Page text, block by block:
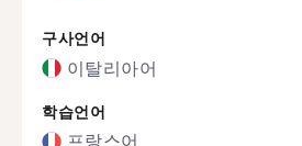
구사언어
이탈리아어
학습언어
프랑스어